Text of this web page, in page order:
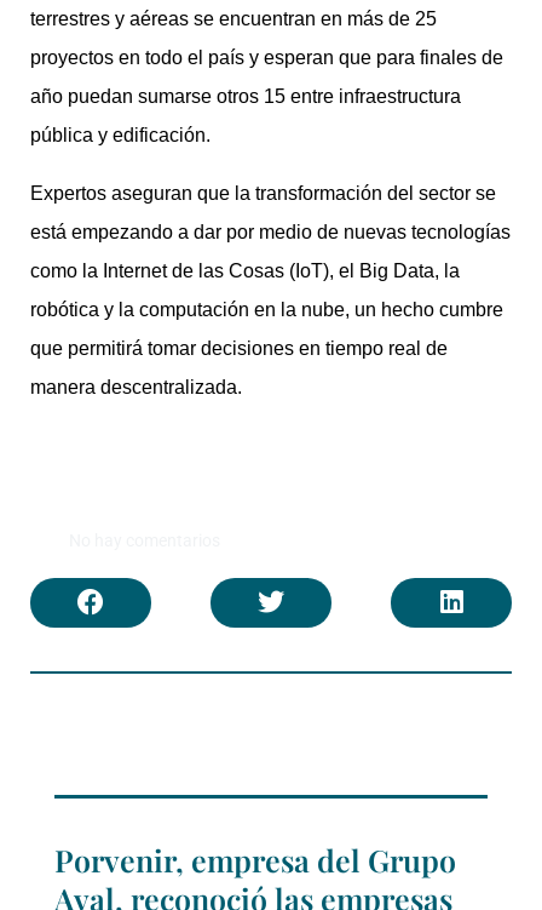
terrestres y aéreas se encuentran en más de 25
proyectos en todo el país y esperan que para finales de
año puedan sumarse otros 15 entre infraestructura
pública y edificación.
Expertos aseguran que la transformación del sector se
está empezando a dar por medio de nuevas tecnologías
como la Internet de las Cosas (IoT), el Big Data, la
robótica y la computación en la nube, un hecho cumbre
que permitirá tomar decisiones en tiempo real de
manera descentralizada.
Porvenir, empresa del Grupo
Aval, reconoció las empresas